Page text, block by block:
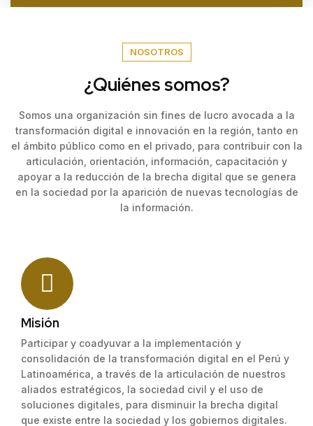
NOSOTROS
¿Quiénes somos?
Somos una organización sin fines de lucro avocada a la
transformación digital e innovación en la región, tanto en
el ámbito público como en el privado, para contribuir con la
articulación, orientación, información, capacitación y
apoyar a la reducción de la brecha digital que se genera
en la sociedad por la aparición de nuevas tecnologías de
la información.
Misión
Participar y coadyuvar a la implementación y
consolidación de la transformación digital en el Perú y
Latinoamérica, a través de la articulación de nuestros
aliados estratégicos, la sociedad civil y el uso de
soluciones digitales, para disminuir la brecha digital
que existe entre la sociedad y los gobiernos digitales.